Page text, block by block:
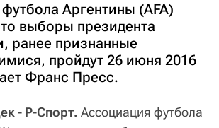
Аргентины (AFA)
выборы президента
ранее признанные
пройдут 26 июня 2016
Франс Пресс.
- Р-Спорт. Ассоциация футбола